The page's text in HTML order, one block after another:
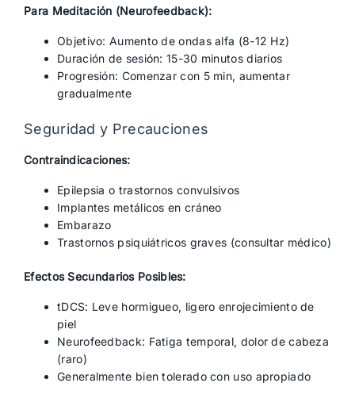
Para Meditación (Neurofeedback):
Objetivo: Aumento de ondas alfa (8-12 Hz)
Duración de sesión: 15-30 minutos diarios
Progresión: Comenzar con 5 min, aumentar
gradualmente
Seguridad y Precauciones
Contraindicaciones:
Epilepsia o trastornos convulsivos
Implantes metálicos en cráneo
Embarazo
Trastornos psiquiátricos graves (consultar médico)
Efectos Secundarios Posibles:
tDCS: Leve hormigueo, ligero enrojecimiento de
piel
Neurofeedback: Fatiga temporal, dolor de cabeza
(raro)
Generalmente bien tolerado con uso apropiado